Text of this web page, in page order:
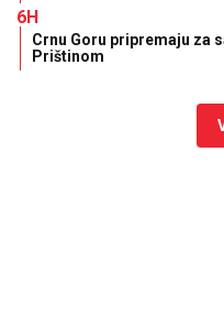
6H
Crnu Goru pripremaju za
Prištinom